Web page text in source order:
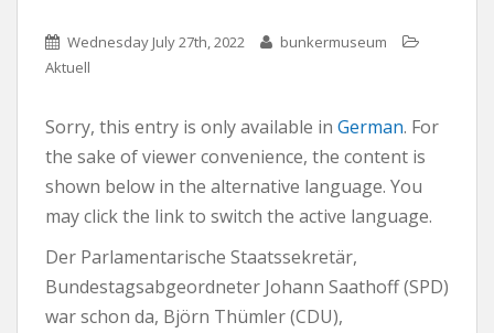
Wednesday July 27th, 2022
bunkermuseum
Aktuell
Sorry, this entry is only available in German. For
the sake of viewer convenience, the content is
shown below in the alternative language. You
may click the link to switch the active language.
Der Parlamentarische Staatssekretär,
Bundestagsabgeordneter Johann Saathoff (SPD)
war schon da, Björn Thümler (CDU),